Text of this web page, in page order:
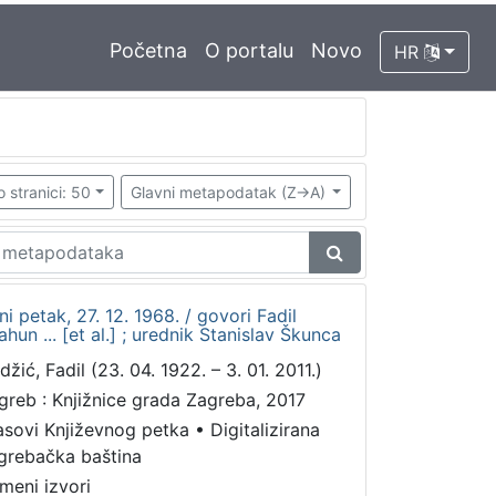
Početna O portalu Novo HR
stranici: 50 Glavni metapodatak (Z->A)
petak, 27. 12. 1968. / govori Fadil
... [et al.] ; urednik Stanislav Škunca
Fadil (23. 04. 1922. – 3. 01. 2011.)
: Knjižnice grada Zagreba, 2017
Književnog petka • Digitalizirana
baština
izvori